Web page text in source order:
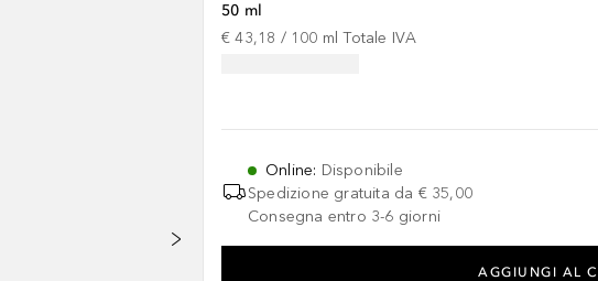
50 ml
€ 43,18 / 100 ml Totale IVA
Online: Disponibile
Spedizione gratuita da € 35,00
Consegna entro 3-6 giorni
AGGIUNGI AL